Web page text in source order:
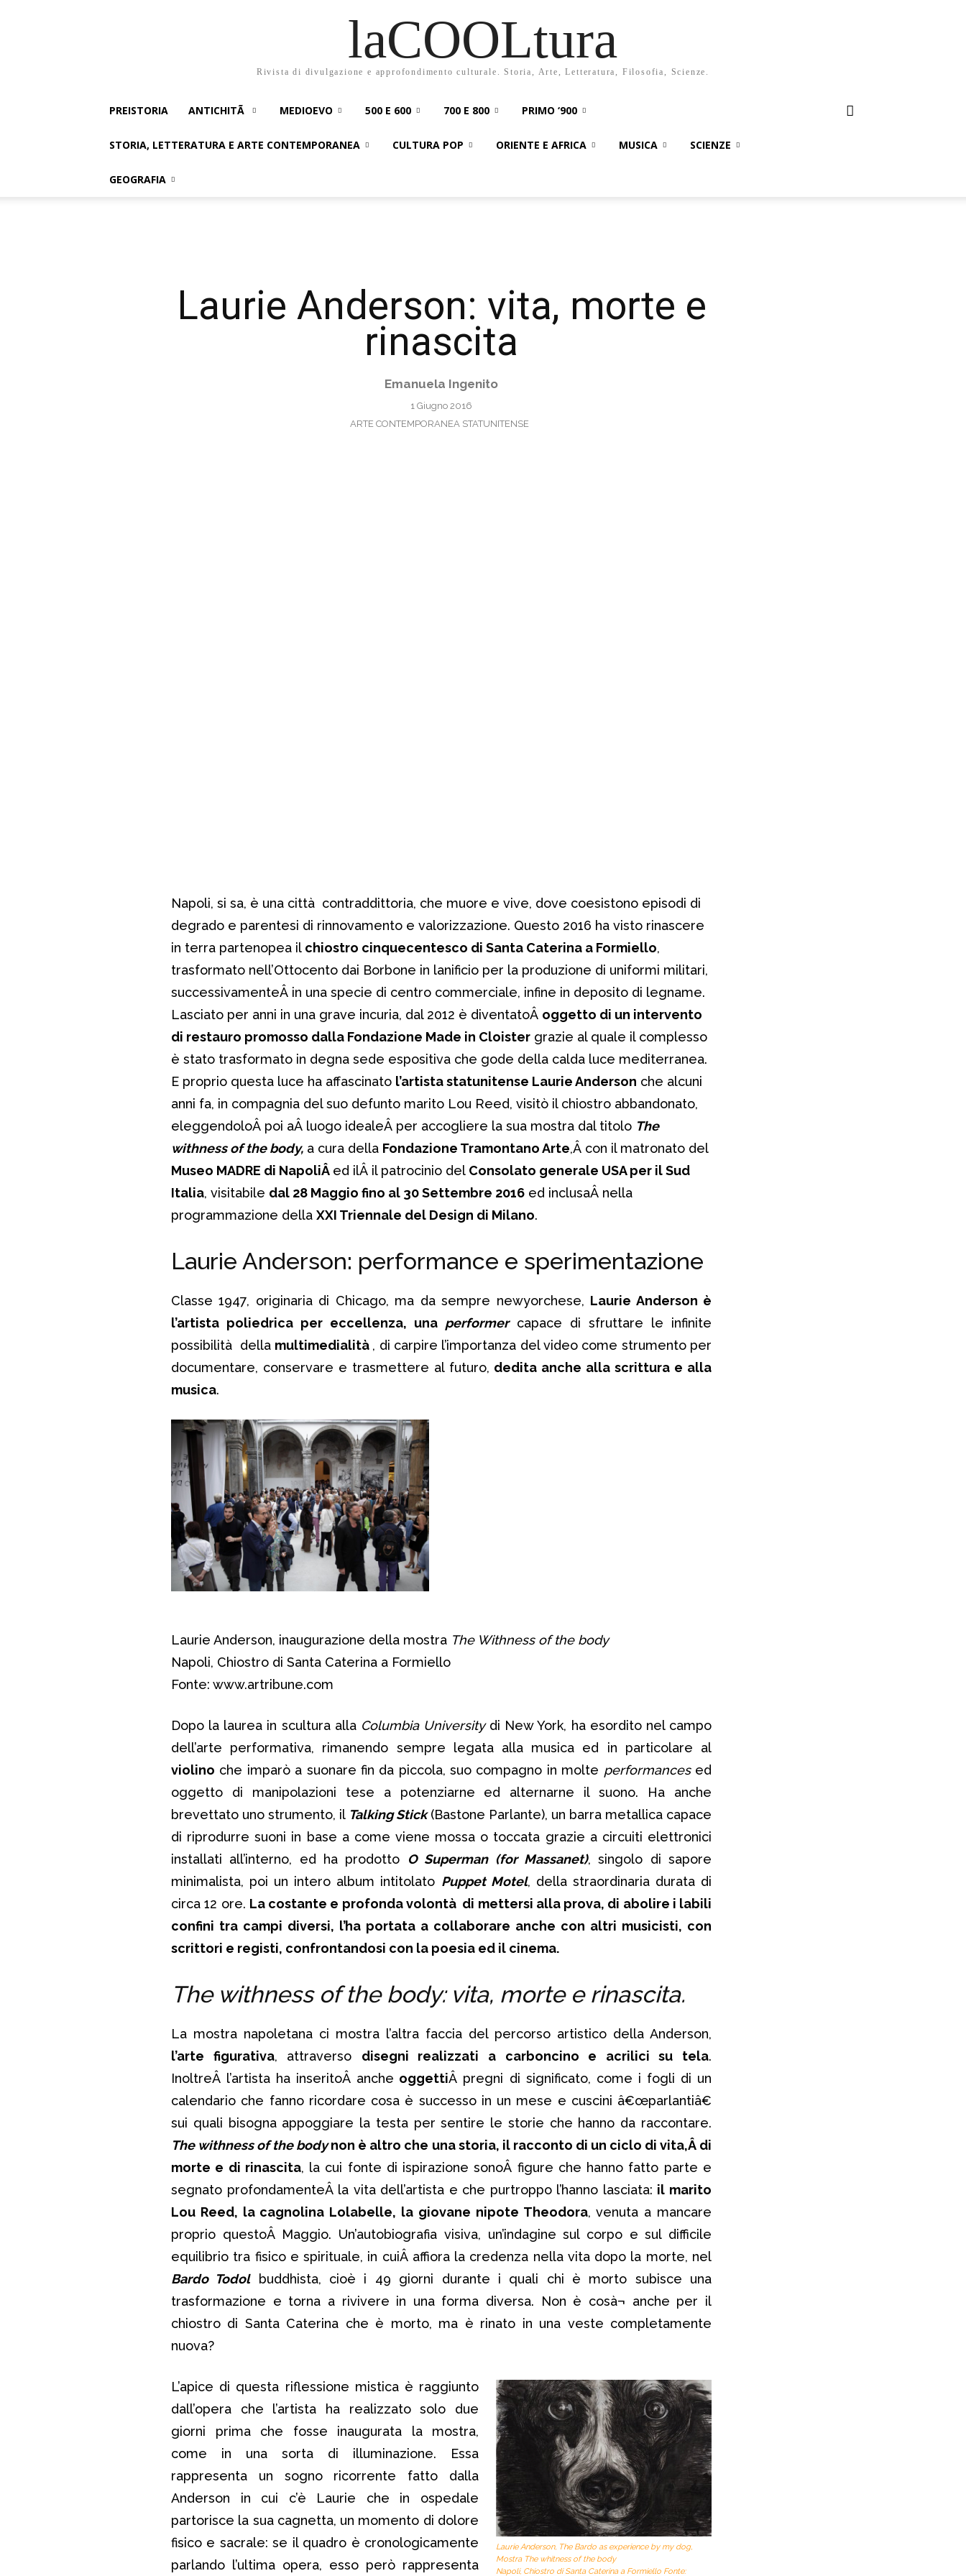
laCOOLtura
Rivista di divulgazione e approfondimento culturale. Storia, Arte, Letteratura, Filosofia, Scienze.
PREISTORIA ANTICHITÃ MEDIOEVO 500 E 600 700 E 800 PRIMO ‘900
STORIA, LETTERATURA E ARTE CONTEMPORANEA CULTURA POP ORIENTE E AFRICA MUSICA SCIENZE
GEOGRAFIA
Laurie Anderson: vita, morte e
rinascita
Emanuela Ingenito
1 Giugno 2016
ARTE CONTEMPORANEA STATUNITENSE
Napoli, si sa, è una città contraddittoria, che muore e vive, dove coesistono episodi di
degrado e parentesi di rinnovamento e valorizzazione. Questo 2016 ha visto rinascere
in terra partenopea il chiostro cinquecentesco di Santa Caterina a Formiello,
trasformato nell’Ottocento dai Borbone in lanificio per la produzione di uniformi militari,
successivamenteÂ in una specie di centro commerciale, infine in deposito di legname.
Lasciato per anni in una grave incuria, dal 2012 è diventatoÂ oggetto di un intervento
di restauro promosso dalla Fondazione Made in Cloister grazie al quale il complesso
è stato trasformato in degna sede espositiva che gode della calda luce mediterranea.
E proprio questa luce ha affascinato l’artista statunitense Laurie Anderson che alcuni
anni fa, in compagnia del suo defunto marito Lou Reed, visitò il chiostro abbandonato,
eleggendoloÂ poi aÂ luogo idealeÂ per accogliere la sua mostra dal titolo The
withness of the body, a cura della Fondazione Tramontano Arte,Â con il matronato del
Museo MADRE di NapoliÂ ed ilÂ il patrocinio del Consolato generale USA per il Sud
Italia, visitabile dal 28 Maggio fino al 30 Settembre 2016 ed inclusaÂ nella
programmazione della XXI Triennale del Design di Milano.
Laurie Anderson: performance e sperimentazione
Classe 1947, originaria di Chicago, ma da sempre newyorchese, Laurie Anderson è
l’artista poliedrica per eccellenza, una performercapace di sfruttare le infinite
possibilità della multimedialità , di carpire l’importanza del video come strumento per
documentare, conservare e trasmettere al futuro, dedita anche alla scrittura e alla
musica.
Laurie Anderson, inaugurazione della mostra The Withness of the body
Napoli, Chiostro di Santa Caterina a Formiello
Fonte: www.artribune.com
Dopo la laurea in scultura alla Columbia Universitydi New York, ha esordito nel campo
dell’arte performativa, rimanendo sempre legata alla musica ed in particolare al
violino che imparò a suonare fin da piccola, suo compagno in molte performancesed
oggetto di manipolazioni tese a potenziarne ed alternarne il suono. Ha anche
brevettato uno strumento, il Talking Stick(Bastone Parlante), un barra metallica capace
di riprodurre suoni in base a come viene mossa o toccata grazie a circuiti elettronici
installati all’interno, ed ha prodotto
O Superman (for Massanet), singolo di sapore
minimalista, poi un intero album intitolato Puppet Motel, della straordinaria durata di
circa 12 ore. La costante e profonda volontà di mettersi alla prova, di abolire i labili
confini tra campi diversi, l’ha portata a collaborare anche con altri musicisti, con
scrittori e registi, confrontandosi con la poesia ed il cinema.
The withness of the body: vita, morte e rinascita.
La mostra napoletana ci mostra l’altra faccia del percorso artistico della Anderson,
l’arte figurativa, attraverso disegni realizzati a carboncino e acrilici su tela.
InoltreÂ l’artista ha inseritoÂ anche oggettiÂ pregni di significato, come i fogli di un
calendario che fanno ricordare cosa è successo in un mese e cuscini â€œparlantiâ€
sui quali bisogna appoggiare la testa per sentire le storie che hanno da raccontare.
The withness of the bodynon è altro che una storia, il racconto di un ciclo di vita,Â di
morte e di rinascita, la cui fonte di ispirazione sonoÂ figure che hanno fatto parte e
segnato profondamenteÂ la vita dell’artista e che purtroppo l’hanno lasciata: il marito
Lou Reed, la cagnolina Lolabelle, la giovane nipote Theodora, venuta a mancare
proprio questoÂ Maggio. Un’autobiografia visiva, un’indagine sul corpo e sul difficile
equilibrio tra fisico e spirituale, in cuiÂ affiora la credenza nella vita dopo la morte, nel
Bardo Todol
buddhista, cioè i 49 giorni durante i quali chi è morto subisce una
trasformazione e torna a rivivere in una forma diversa. Non è cosà¬ anche per il
chiostro di Santa Caterina che è morto, ma è rinato in una veste completamente
nuova?
Laurie Anderson, The Bardo as experience by my dog,
Mostra The whitness of the body
Napoli, Chiostro di Santa Caterina a Formiello Fonte:
L’apice di questa riflessione mistica è raggiunto
dall’opera che l’artista ha realizzato solo due
giorni prima che fosse inaugurata la mostra,
come in una sorta di illuminazione. Essa
rappresenta un sogno ricorrente fatto dalla
Anderson in cui c’è Laurie che in ospedale
partorisce la sua cagnetta, un momento di dolore
fisico e sacrale: se il quadro è cronologicamente
parlando l’ultima opera, esso però rappresenta